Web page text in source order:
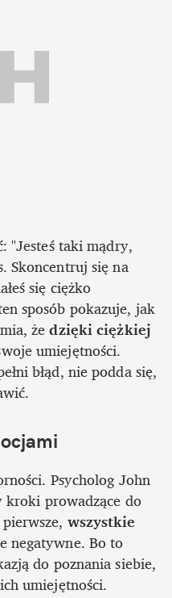
"Jesteś taki mądry,
Skoncentruj się na
się ciężko
sposób pokazuje, jak
że dzięki ciężkiej
umiejętności.
błąd, nie podda się,
Psycholog John
Gottman twierdzi, że są trzy kroki prowadzące do
wszystkie
negatywne. Bo to
do poznania siebie,
umiejętności.